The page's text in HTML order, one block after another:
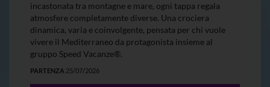
incastonata tra montagne e mare, ogni tappa regala
atmosfere completamente diverse. Una crociera
dinamica, varia e coinvolgente, pensata per chi vuole
vivere il Mediterraneo da protagonista insieme al
gruppo Speed Vacanze®.
PARTENZA 25/07/2026